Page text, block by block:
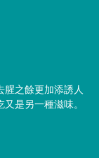
腥之餘更加添誘人
是另一種滋味。